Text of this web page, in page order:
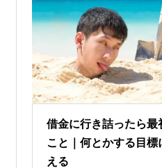
借金に行き詰ったら最
こと｜何とかする目標
える